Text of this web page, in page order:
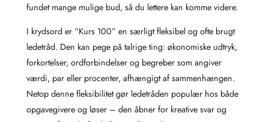
fundet mange mulige bud, så du lettere kan komme videre.
I krydsord er “Kurs 100” en særligt fleksibel og ofte brugt
ledetråd. Den kan pege på talrige ting: økonomiske udtryk,
forkortelser, ordforbindelser og begreber som angiver
værdi, par eller procenter, afhængigt af sammenhængen.
Netop denne fleksibilitet gør ledetråden populær hos både
opgavegivere og løser – den åbner for kreative svar og